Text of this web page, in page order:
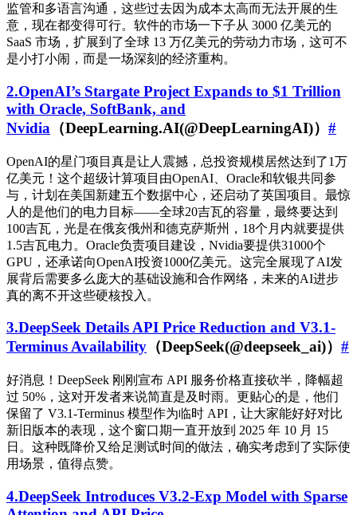
监管和多语言沟通，这些过去因为成本太高而无法开展的生
意，现在都变得可行。软件的市场一下子从 3000 亿美元的
SaaS 市场，扩展到了全球 13 万亿美元的劳动力市场，这可不
是小打小闹，而是一场深刻的经济重构。
2.OpenAI’s Stargate Project Expands to $1 Trillion
with Oracle, SoftBank, and
Nvidia （DeepLearning.AI(@DeepLearningAI)） #
OpenAI的星门项目真是让人震撼，总投资规模居然达到了1万
亿美元！这个超级计算项目由OpenAI、Oracle和软银共同参
与，计划在美国新建五个数据中心，还启动了英国项目。最惊
人的是他们的电力目标——全球20吉瓦的容量，最终要达到
100吉瓦，光是在俄亥俄州和德克萨斯州，18个月内就要提供
1.5吉瓦电力。Oracle负责项目建设，Nvidia要提供31000个
GPU，还承诺向OpenAI投资1000亿美元。这完全展现了AI发
展背后需要多么庞大的基础设施和合作网络，未来的AI进步
真的离不开这些硬核投入。
3.DeepSeek Details API Price Reduction and V3.1-
Terminus Availability （DeepSeek(@deepseek_ai)） #
好消息！DeepSeek 刚刚宣布 API 服务价格直接砍半，降幅超
过 50%，这对开发者来说简直是及时雨。更贴心的是，他们
保留了 V3.1-Terminus 模型作为临时 API，让大家能好好对比
新旧版本的表现，这个窗口期一直开放到 2025 年 10 月 15
日。这种既降价又给足测试时间的做法，确实考虑到了实际使
用场景，值得点赞。
4.DeepSeek Introduces V3.2-Exp Model with Sparse